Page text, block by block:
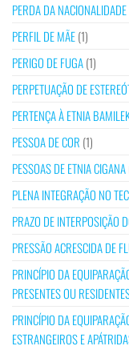
PERDA DA
PERFIL DE MÃE(1)
PERIGO DE FUGA(1)
PERPETUAÇÃO DE
PERTENÇA À ETNIA
PESSOA DE COR (1)
PESSOAS DE ETNIA CIGANA
PLENA INTEGRAÇÃO NO
PRAZO DE INTERPOSIÇÃO
PRESSÃO ACRESCIDA DE
PRINCÍPIO DA
PRESENTES OU
PRINCÍPIO DA
ESTRANGEIROS E